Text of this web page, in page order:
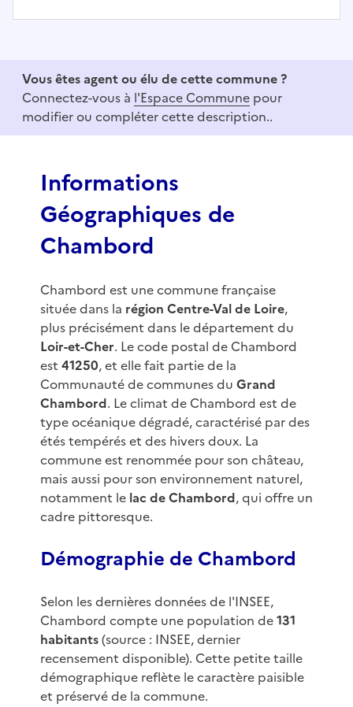
f
Vous êtes agent ou élu de cette commune ?
Connectez-vous à l'Espace Commune pour
modifier ou compléter cette description..
Informations
Géographiques de
Chambord
Chambord est une commune française
située dans la région Centre-Val de Loire,
plus précisément dans le département du
Loir-et-Cher. Le code postal de Chambord
est 41250, et elle fait partie de la
Communauté de communes du Grand
Chambord. Le climat de Chambord est de
type océanique dégradé, caractérisé par des
étés tempérés et des hivers doux. La
commune est renommée pour son château,
mais aussi pour son environnement naturel,
notamment le lac de Chambord, qui offre un
cadre pittoresque.
Démographie de Chambord
Selon les dernières données de l'INSEE,
Chambord compte une population de131
habitants(source : INSEE, dernier
recensement disponible). Cette petite taille
démographique reflète le caractère paisible
et préservé de la commune.